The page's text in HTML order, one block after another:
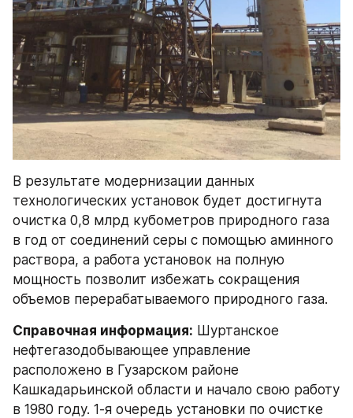
В результате модернизации данных
технологических установок будет достигнута
очистка 0,8 млрд кубометров природного газа
в год от соединений серы с помощью аминного
раствора, а работа установок на полную
мощность позволит избежать сокращения
объемов перерабатываемого природного газа.
Справочная информация: Шуртанское
нефтегазодобывающее управление
расположено в Гузарском районе
Кашкадарьинской области и начало свою работу
в 1980 году. 1-я очередь установки по очистке